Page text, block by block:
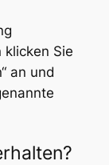
Sie
an und